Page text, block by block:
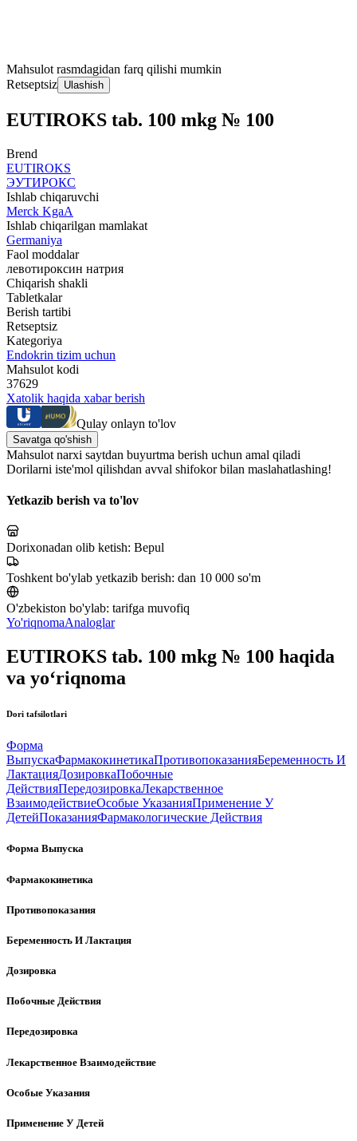
Mahsulot rasmdagidan farq qilishi mumkin
Retseptsiz Ulashish
EUTIROKS tab. 100 mkg № 100
Brend
EUTIROKS
ЭУТИРОКС
Ishlab chiqaruvchi
Merck KgaA
Ishlab chiqarilgan mamlakat
Germaniya
Faol moddalar
левотироксин натрия
Chiqarish shakli
Tabletkalar
Berish tartibi
Retseptsiz
Kategoriya
Endokrin tizim uchun
Mahsulot kodi
37629
Xatolik haqida xabar berish
Qulay onlayn to'lov
Savatga qo'shish
Mahsulot narxi saytdan buyurtma berish uchun amal qiladi
Dorilarni iste'mol qilishdan avval shifokor bilan maslahatlashing!
Yetkazib berish va to'lov
Dorixonadan olib ketish: Bepul
Toshkent bo'ylab yetkazib berish: dan 10 000 so'm
O'zbekiston bo'ylab: tarifga muvofiq
Yo'riqnomaAnaloglar
EUTIROKS tab. 100 mkg № 100 haqida
va yo‘riqnoma
Dori tafsilotlari
Форма
ВыпускаФармакокинетикаПротивопоказанияБеременность И
ЛактацияДозировкаПобочные
ДействияПередозировкаЛекарственное
ВзаимодействиеОсобые УказанияПрименение У
ДетейПоказанияФармакологические Действия
Форма Выпуска
Фармакокинетика
Противопоказания
Беременность И Лактация
Дозировка
Побочные Действия
Передозировка
Лекарственное Взаимодействие
Особые Указания
Применение У Детей